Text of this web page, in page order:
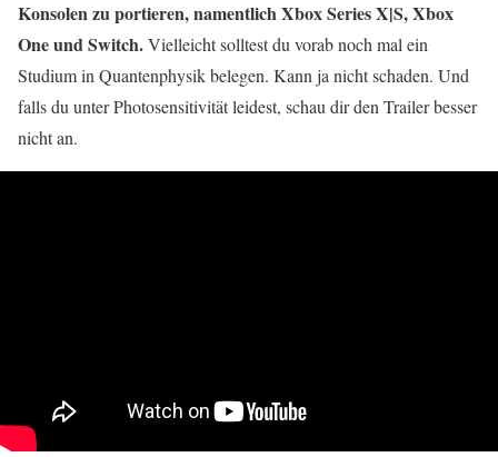
Konsolen zu portieren, namentlich Xbox Series X|S, Xbox
One und Switch.Vielleicht solltest du vorab noch mal ein
Studium in Quantenphysik belegen. Kann ja nicht schaden. Und
falls du unter Photosensitivität leidest, schau dir den Trailer besser
nicht an.